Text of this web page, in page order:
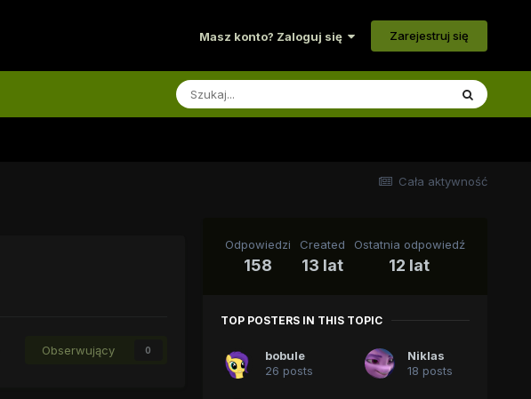
Masz konto? Zaloguj się Zarejestruj się
Cała aktywność
Obserwujący 0
Odpowiedzi
158
Created
13 lat
Ostatnia odpowiedź
12 lat
TOP POSTERS IN THIS TOPIC
bobule
26 posts
Niklas
18 posts